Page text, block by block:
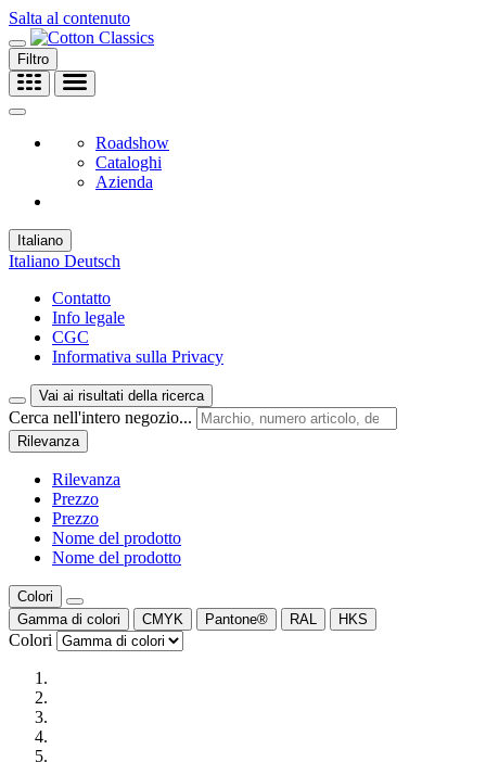
Salta al contenuto
Filtro
Roadshow
Cataloghi
Azienda
Italiano
Italiano Deutsch
Contatto
Info legale
CGC
Informativa sulla Privacy
Vai ai risultati della ricerca
Cerca nell'intero negozio...
Rilevanza
Rilevanza
Prezzo
Prezzo
Nome del prodotto
Nome del prodotto
Colori
Gamma di colori
CMYK Pantone® RAL HKS
Colori